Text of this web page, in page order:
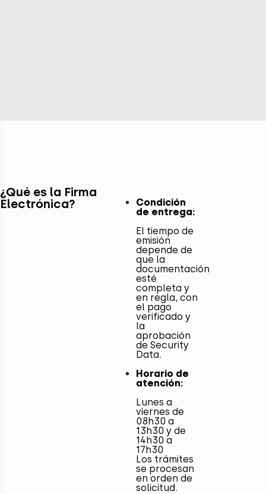
¿Qué es la Firma
Electrónica?
Condición
de entrega:
El tiempo de
emisión
depende de
que la
documentación
esté
completa y
en regla, con
el pago
verificado y
la
aprobación
de Security
Data.
Horario de
atención:
Lunes a
viernes de
08h30 a
13h30 y de
14h30 a
17h30
Los trámites
se procesan
en orden de
solicitud.